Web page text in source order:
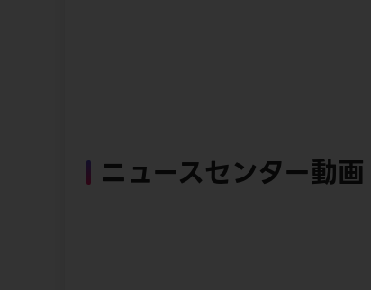
ニュースセンター動画